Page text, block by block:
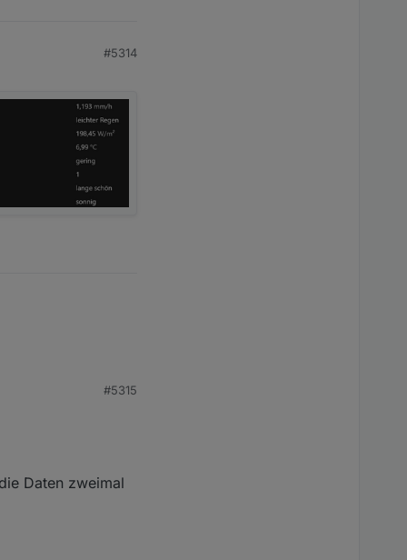
#5314
Die "Anderen"
#5315
Daten zweimal